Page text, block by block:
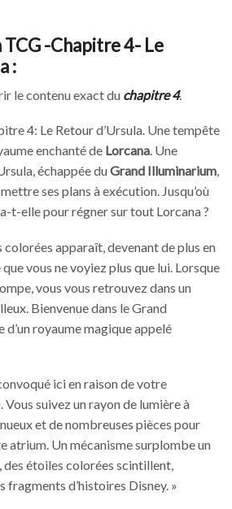
-Chapitre 4- Le
:
le contenu exact du chapitre 4.
4: Le Retour d’Ursula. Une tempête
enchanté de Lorcana. Une
échappée duGrand Illuminarium,
ses plans à exécution. Jusqu’où
t-elle pour régner sur tout Lorcana ?
apparaît, devenant de plus en
vous ne voyiez plus que lui. Lorsque
vous vous retrouvez dans un
Bienvenue dans le Grand
d’un royaume magique appelé
ici en raison de votre
suivez un rayon de lumière à
et de nombreuses pièces pour
atrium. Un mécanisme surplombe un
des étoiles colorées scintillent,
fragments d’histoires Disney. »